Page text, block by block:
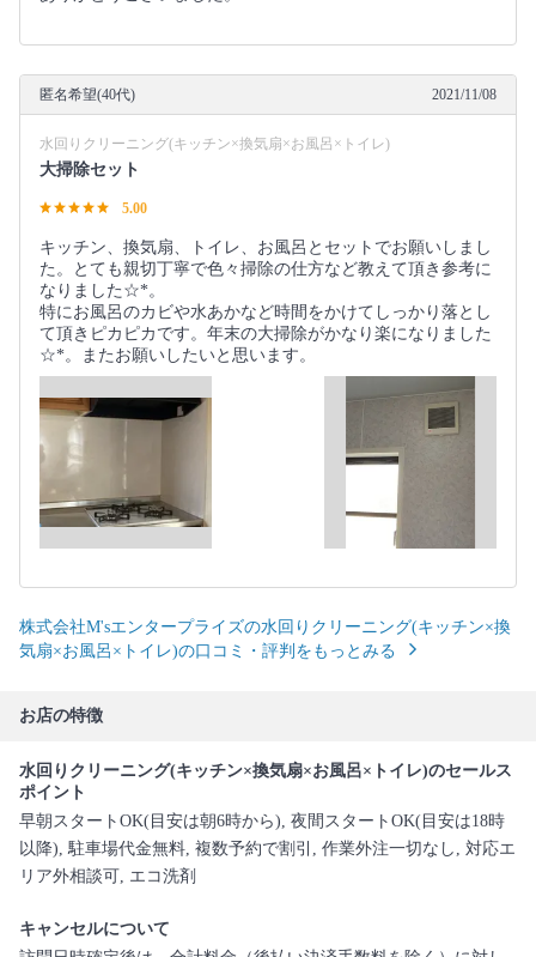
匿名希望(40代) 2021/11/08
水回りクリーニング(キッチン×換気扇×お風呂×トイレ)
大掃除セット
5.00
キッチン、換気扇、トイレ、お風呂とセットでお願いしまし
た。とても親切丁寧で色々掃除の仕方など教えて頂き参考に
なりました☆*。
特にお風呂のカビや水あかなど時間をかけてしっかり落とし
て頂きピカピカです。年末の大掃除がかなり楽になりました
☆*。またお願いしたいと思います。
株式会社M'sエンタープライズの水回りクリーニング(キッチン×換
気扇×お風呂×トイレ)の口コミ・評判をもっとみる
お店の特徴
水回りクリーニング(キッチン×換気扇×お風呂×トイレ)のセールス
ポイント
早朝スタートOK(目安は朝6時から), 夜間スタートOK(目安は18時
以降), 駐車場代金無料, 複数予約で割引, 作業外注一切なし, 対応エ
リア外相談可, エコ洗剤
キャンセルについて